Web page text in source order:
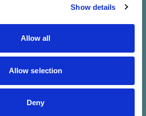
Show details
Allow all
Allow selection
Deny